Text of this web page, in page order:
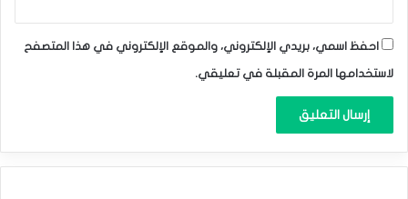
احفظ اسمي، بريدي الإلكتروني، والموقع الإلكتروني في هذا المتصفح
لاستخدامها المرة المقبلة في تعليقي.